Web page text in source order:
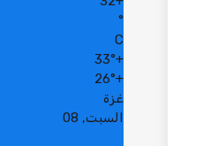
°
C
+
33°
+
26°
غزة
السبت, 08